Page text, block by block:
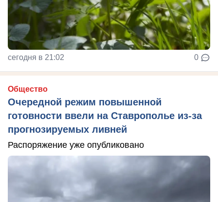
сегодня в 21:02 0
Общество
Очередной режим повышенной
готовности ввели на Ставрополье из-за
прогнозируемых ливней
Распоряжение уже опубликовано